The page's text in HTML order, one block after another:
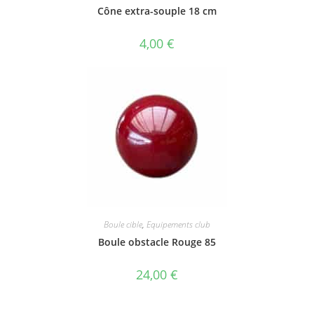
Cône extra-souple 18 cm
4,00 €
Boule cible, Equipements club
Boule obstacle Rouge 85
24,00 €